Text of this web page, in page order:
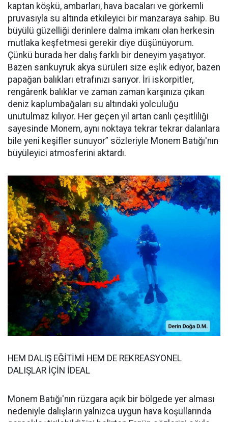
kaptan köşkü, ambarları, hava bacaları ve görkemli
pruvasıyla su altında etkileyici bir manzaraya sahip. Bu
büyülü güzelliği derinlere dalma imkanı olan herkesin
mutlaka keşfetmesi gerekir diye düşünüyorum.
Çünkü burada her dalış farklı bir deneyim yaşatıyor.
Bazen sarıkuyruk akya sürüleri size eşlik ediyor, bazen
papağan balıkları etrafınızı sarıyor. İri iskorpitler,
rengârenk balıklar ve zaman zaman karşınıza çıkan
deniz kaplumbağaları su altındaki yolculuğu
unutulmaz kılıyor. Her geçen yıl artan canlı çeşitliliği
sayesinde Monem, aynı noktaya tekrar tekrar dalanlara
bile yeni keşifler sunuyor” sözleriyle Monem Batığı'nın
büyüleyici atmosferini aktardı.
HEM DALIŞ EĞİTİMİ HEM DE REKREASYONEL
DALIŞLAR İÇİN İDEAL
Monem Batığı'nın rüzgara açık bir bölgede yer alması
nedeniyle dalışların yalnızca uygun hava koşullarında